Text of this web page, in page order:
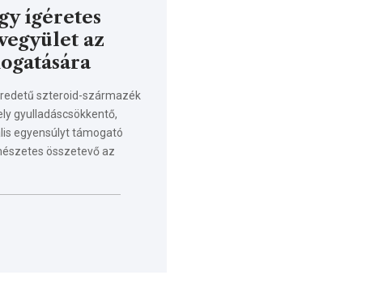
ígéretes
az
szteroid-származék
gyulladáscsökkentő,
egyensúlyt támogató
összetevő az